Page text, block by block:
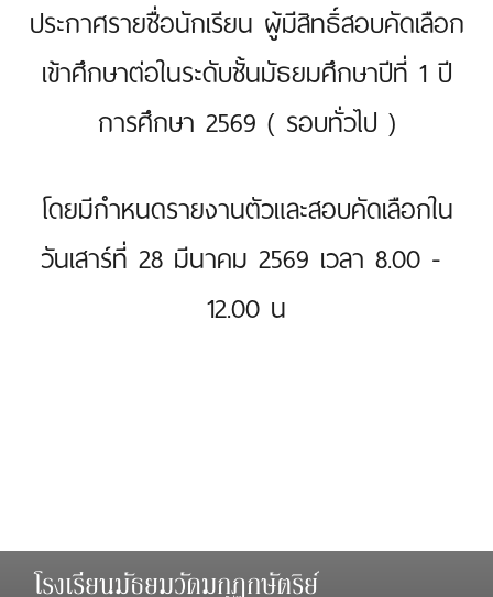
ประกาศรายชื่อนักเรียน ผู้มีสิทธิ์สอบคัดเลือก
เข้าศึกษาต่อในระดับชั้นมัธยมศึกษาปีที่ 1 ปี
การศึกษา 2569 ( รอบทั่วไป )
โดยมีกำหนดรายงานตัวและสอบคัดเลือกใน
วันเสาร์ที่ 28 มีนาคม 2569 เวลา 8.00 -
12.00 น
โรงเรียนมัธยมวัดมกุฏกษัตริย์